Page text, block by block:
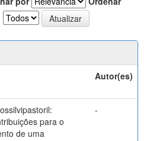
Autor(es)
para o
de uma
-